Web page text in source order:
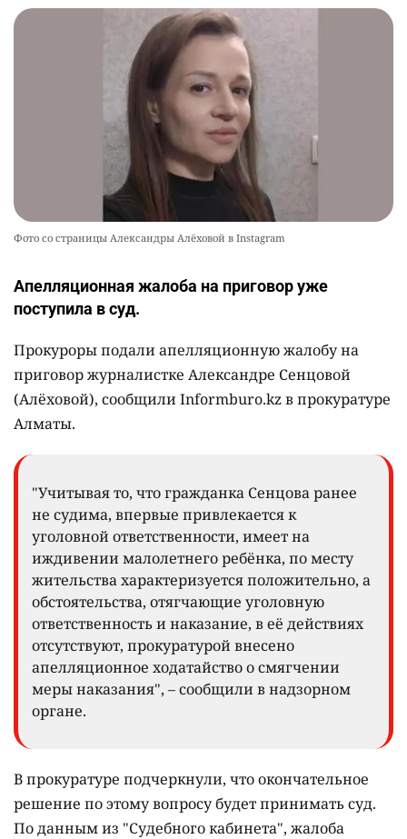
Фото со страницы Александры Алёховой в Instagram
Апелляционная жалоба на приговор уже
поступила в суд.
Прокуроры подали апелляционную жалобу на
приговор журналистке Александре Сенцовой
(Алёховой), сообщили Informburo.kz в прокуратуре
Алматы.
"Учитывая то, что гражданка Сенцова ранее
не судима, впервые привлекается к
уголовной ответственности, имеет на
иждивении малолетнего ребёнка, по месту
жительства характеризуется положительно, а
обстоятельства, отягчающие уголовную
ответственность и наказание, в её действиях
отсутствуют, прокуратурой внесено
апелляционное ходатайство о смягчении
меры наказания", – сообщили в надзорном
органе.
В прокуратуре подчеркнули, что окончательное
решение по этому вопросу будет принимать суд.
По данным из "Судебного кабинета", жалоба